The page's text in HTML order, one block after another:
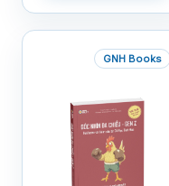
GNH Books